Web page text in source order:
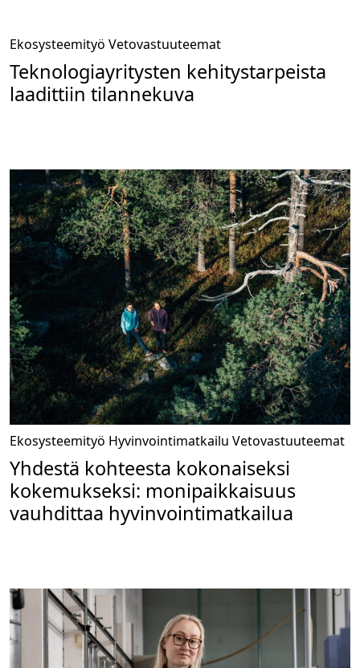
Ekosysteemityö Vetovastuuteemat
Teknologiayritysten kehitystarpeista
laadittiin tilannekuva
Ekosysteemityö Hyvinvointimatkailu Vetovastuuteemat
Yhdestä kohteesta kokonaiseksi
kokemukseksi: monipaikkaisuus
vauhdittaa hyvinvointimatkailua